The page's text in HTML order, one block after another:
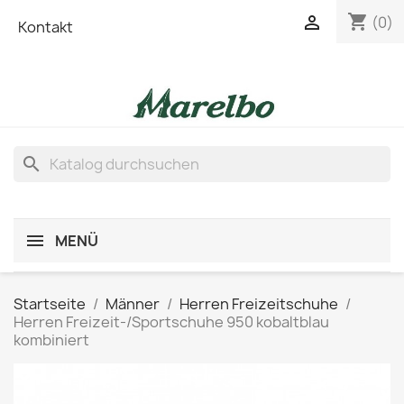
Kontakt shopping_cart (0)

search
MENÜ
Startseite Männer
Herren Freizeitschuhe
Herren Freizeit-/Sportschuhe 950 kobaltblau
kombiniert